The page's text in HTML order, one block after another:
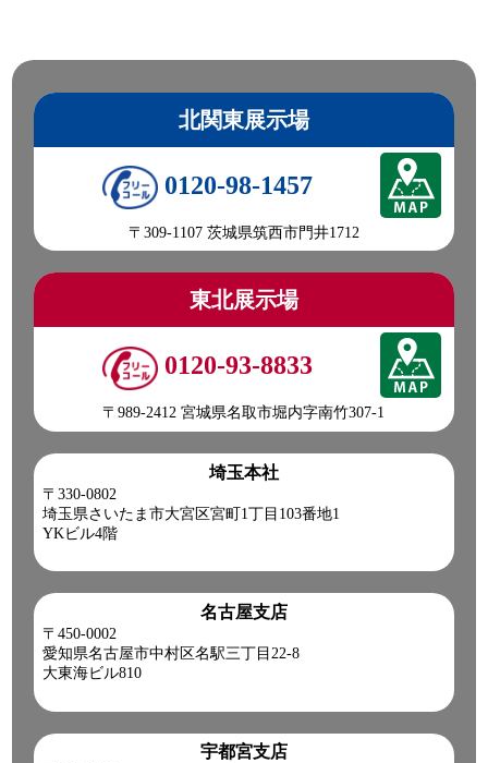
北関東展示場
0120-98-1457
〒309-1107 茨城県筑西市門井1712
東北展示場
0120-93-8833
〒989-2412 宮城県名取市堀内字南竹307-1
埼玉本社
〒330-0802
埼玉県さいたま市大宮区宮町1丁目103番地1
YKビル4階
名古屋支店
〒450-0002
愛知県名古屋市中村区名駅三丁目22-8
大東海ビル810
宇都宮支店